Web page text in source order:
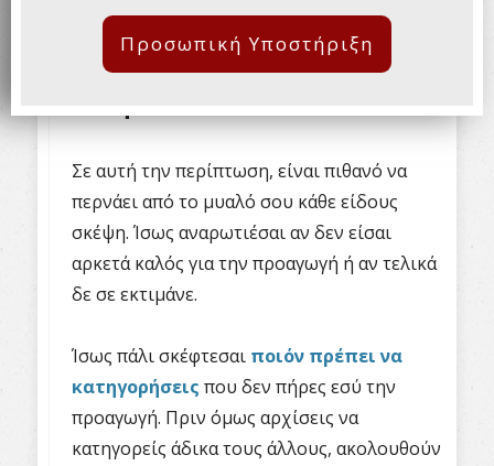
όμως, να συμβαίνει αυτόκάθε
φορά που έρχεται η ώρα για
Σε αυτή την περίπτωση, είναι πιθανό να
περνάει από το μυαλό σου κάθε είδους
σκέψη. Ίσως αναρωτιέσαι αν δεν είσαι
αρκετά καλός για την προαγωγή ή αν τελικά
δε σε εκτιμάνε.
Ίσως πάλι σκέφτεσαι ποιόν πρέπει να
κατηγορήσεις που δεν πήρες εσύ την
προαγωγή. Πριν όμως αρχίσεις να
κατηγορείς άδικα τους άλλους, ακολουθούν
Προσωπική Υποστήριξη